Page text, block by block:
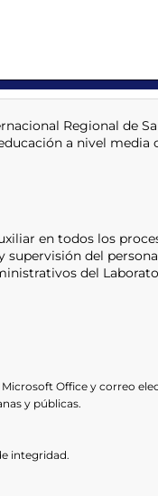
Regional de
a nivel
en todos los
supervisión del
del
Office y correo
y públicas.
integridad.